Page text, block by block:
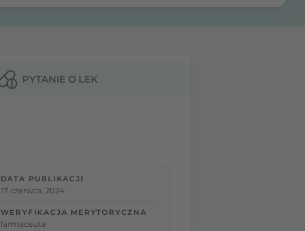
PYTANIE O LEK
DATA PUBLIKACJI
17 czerwca, 2024
WERYFIKACJA MERYTORYCZNA
farmaceuta